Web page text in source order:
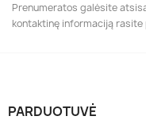
Prenumeratos galėsite
kontaktinę informaciją
PARDUOTUVĖ